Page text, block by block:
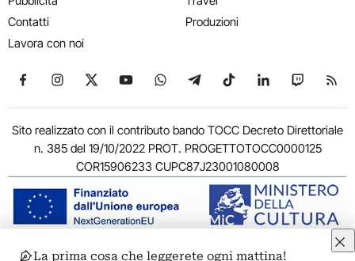
Contatti
Lavora con noi
Produzioni
Seguici su Facebook
Seguici su Instagram
Seguici su X
Seguici su YouTube
Seguici su WhatsApp
Seguici su Telegram
Seguici su TikTok
Seguici su
Seguici
Sito realizzato con il contributo bando TOCC Decreto Direttoriale
n. 385 del 19/10/2022 PROT. PROGETTOTOCC0000125
COR15906233 CUPC87J23001080008
La prima cosa che leggerete ogni mattina!